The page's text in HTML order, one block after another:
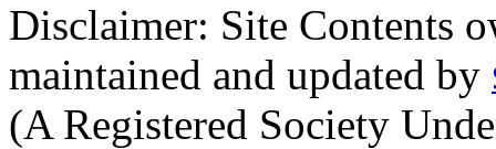
Disclaimer: Site Contents
maintained and updated by
(A Registered Society